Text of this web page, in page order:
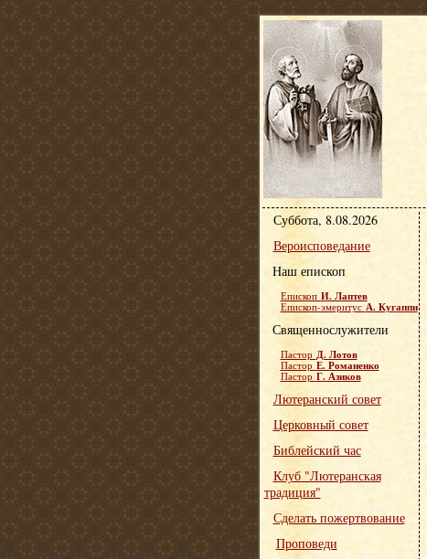
Суббота, 8.08.2026
Вероисповедание
Наш епископ
Епископ И. Лаптев
Епископ-эмеритус А. Кугаппи
Священнослужители
Пастор Д. Лотов
Пастор Е. Романенко
Пастор Г. Азиков
Лютеранский совет
Церковный совет
Библейский час
Клуб "Лютеранская
традиция"
Сделать пожертвование
Проповеди